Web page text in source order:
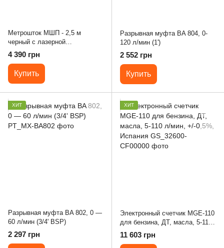
Метрошток МШП - 2,5 м
черный с лазерной
гравировкой
4 390 грн
Купить
Разрывная муфта BA 804, 0-
120 л/мин (1')
2 552 грн
Купить
ХИТ
Разрывная муфта BA 802, 0 —
60 л/мин (3/4' BSP)
2 297 грн
ХИТ
Электронный счетчик MGE-110
для бензина, ДТ, масла, 5-110
л/мин, +/-0,5%, Испания
11 603 грн